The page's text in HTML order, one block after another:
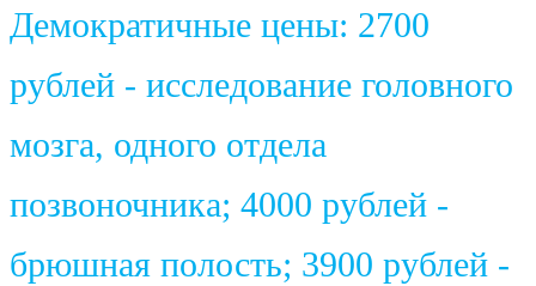
Демократичные цены: 2700
рублей - исследование головного
мозга, одного отдела
позвоночника; 4000 рублей -
брюшная полость; 3900 рублей -